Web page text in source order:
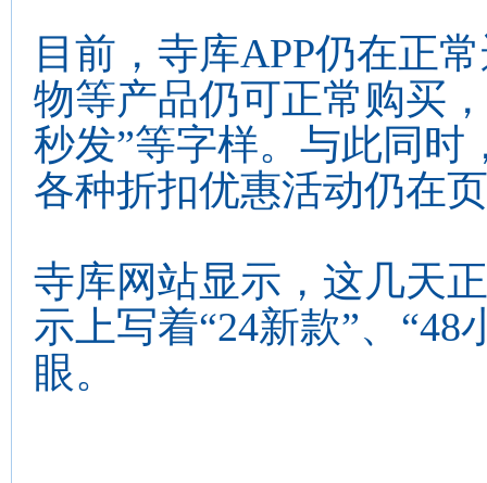
目前，寺库APP仍在正
物等产品仍可正常购买
秒发”等字样。与此同时
各种折扣优惠活动仍在
寺库网站显示，这几天
示上写着“24新款”、
眼。